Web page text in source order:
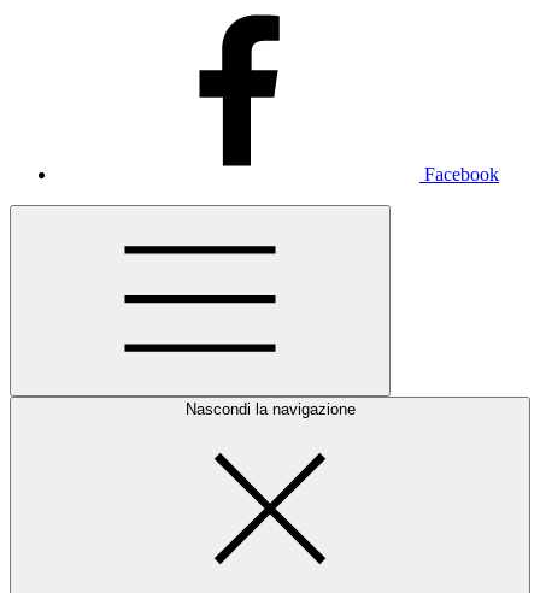
Facebook
Nascondi la navigazione